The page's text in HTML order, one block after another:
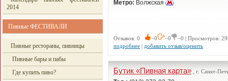
2014
Пивные ФЕСТИВАЛИ
Пивные рестораны, пивницы
Пивные бары и пабы
Где купить пиво?
Метро: Волжская
Отзывов: 0 −0 −0
−0 | Просмотров:
подробнее | добавить отзыв/оценить
Бутик «Пивная карта», г. Санкт-